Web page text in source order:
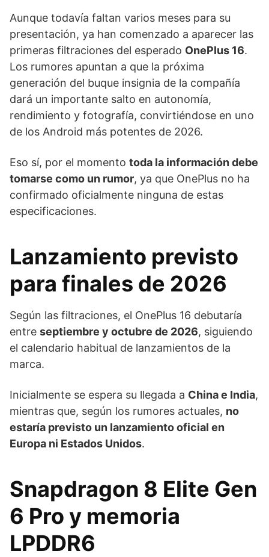
Aunque todavía faltan varios meses para su
presentación, ya han comenzado a aparecer las
primeras filtraciones del esperado OnePlus 16.
Los rumores apuntan a que la próxima
generación del buque insignia de la compañía
dará un importante salto en autonomía,
rendimiento y fotografía, convirtiéndose en uno
de los Android más potentes de 2026.
Eso sí, por el momento toda la información debe
tomarse como un rumor, ya que OnePlus no ha
confirmado oficialmente ninguna de estas
especificaciones.
Lanzamiento previsto
para finales de 2026
Según las filtraciones, el OnePlus 16 debutaría
entre septiembre y octubre de 2026, siguiendo
el calendario habitual de lanzamientos de la
marca.
Inicialmente se espera su llegada a China e India,
mientras que, según los rumores actuales, no
estaría previsto un lanzamiento oficial en
Europa ni Estados Unidos.
Snapdragon 8 Elite Gen
6 Pro y memoria
LPDDR6